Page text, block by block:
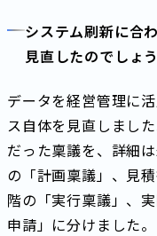
システム刷新に合
見直したのでしょ
データを経営管理に
ス自体を見直しまし
だった稟議を、詳細
の「計画稟議」、見
階の「実行稟議」、
申請」に分けました。